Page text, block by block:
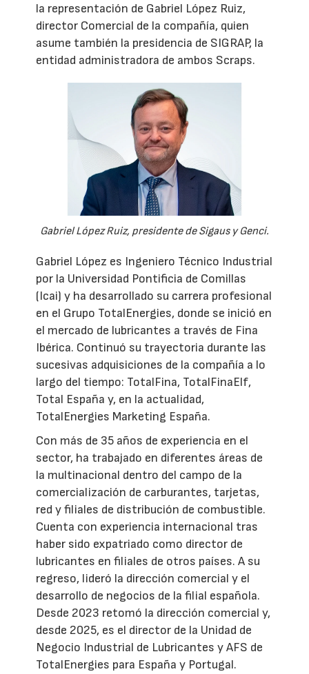
la representación de Gabriel López Ruiz,
director Comercial de la compañía, quien
asume también la presidencia de SIGRAP, la
entidad administradora de ambos Scraps.
Gabriel López Ruiz, presidente de Sigaus y Genci.
Gabriel López es Ingeniero Técnico Industrial
por la Universidad Pontificia de Comillas
(Icai) y ha desarrollado su carrera profesional
en el Grupo TotalEnergies, donde se inició en
el mercado de lubricantes a través de Fina
Ibérica. Continuó su trayectoria durante las
sucesivas adquisiciones de la compañía a lo
largo del tiempo: TotalFina, TotalFinaElf,
Total España y, en la actualidad,
TotalEnergies Marketing España.
Con más de 35 años de experiencia en el
sector, ha trabajado en diferentes áreas de
la multinacional dentro del campo de la
comercialización de carburantes, tarjetas,
red y filiales de distribución de combustible.
Cuenta con experiencia internacional tras
haber sido expatriado como director de
lubricantes en filiales de otros países. A su
regreso, lideró la dirección comercial y el
desarrollo de negocios de la filial española.
Desde 2023 retomó la dirección comercial y,
desde 2025, es el director de la Unidad de
Negocio Industrial de Lubricantes y AFS de
TotalEnergies para España y Portugal.